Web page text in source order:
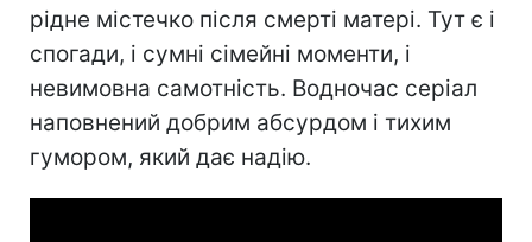
рідне містечко після смерті матері. Тут є і
спогади, і сумні сімейні моменти, і
невимовна самотність. Водночас серіал
наповнений добрим абсурдом і тихим
гумором, який дає надію.